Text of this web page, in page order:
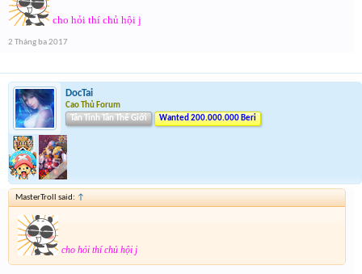
cho hỏi thí chủ hội j
2 Tháng ba 2017
DocTai
Cao Thủ Forum
Tân Tinh Tân Thế Giới
Wanted 200.000.000 Beri
MasterTroll said: ↑
cho hỏi thí chủ hội j